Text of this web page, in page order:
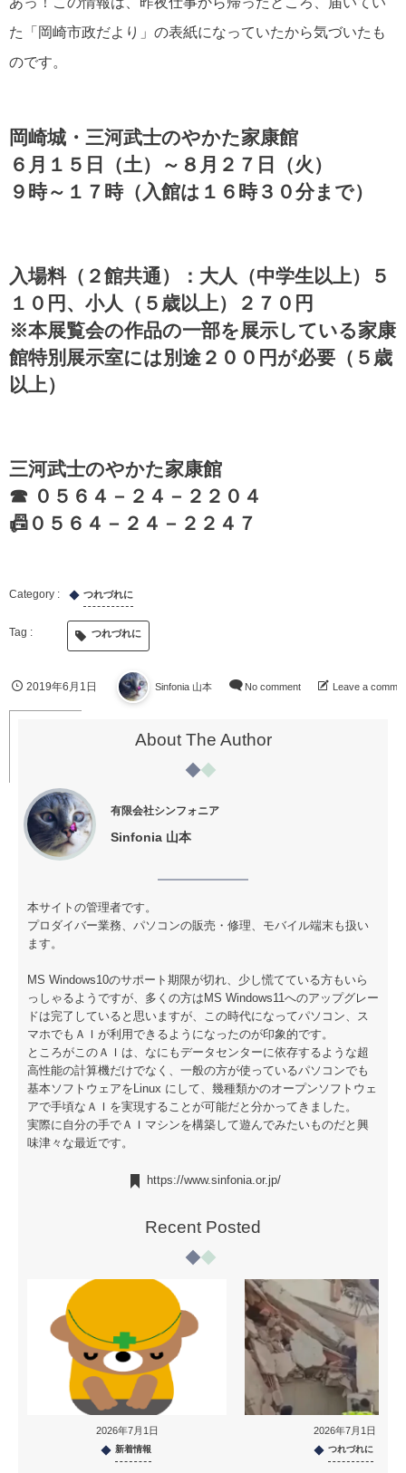
た「岡崎市政だより」の表紙になっていたから気づいたも
のです。
岡崎城・三河武士のやかた家康館
６月１５日（土）～８月２７日（火）
９時～１７時（入館は１６時３０分まで）
入場料（２館共通）：大人（中学生以上）５
１０円、小人（５歳以上）２７０円
※本展覧会の作品の一部を展示している家康
館特別展示室には別途２００円が必要（５歳
以上）
三河武士のやかた家康館
☎ ０５６４－２４－２２０４
📠０５６４－２４－２２４７
つれづれに
つれづれに
2019年6月1日 Sinfonia 山本 No comment Leave a
About The Author
有限会社シンフォニア
Sinfonia 山本
本サイトの管理者です。
プロダイバー業務、パソコンの販売・修理、モバイル端末も扱い
ます。
MS Windows10のサポート期限が切れ、少し慌てている方もいら
っしゃるようですが、多くの方はMS Windows11へのアップグレー
ドは完了していると思いますが、この時代になってパソコン、ス
マホでもＡＩが利用できるようになったのが印象的です。
ところがこのＡＩは、なにもデータセンターに依存するような超
高性能の計算機だけでなく、一般の方が使っているパソコンでも
基本ソフトウェアをLinux にして、幾種類かのオープンソフトウェ
アで手頃なＡＩを実現することが可能だと分かってきました。
実際に自分の手でＡＩマシンを構築して遊んでみたいものだと興
味津々な最近です。
https://www.sinfonia.or.jp/
Recent Posted
2026年7月1日
新着情報
2026年7月1日
つれづれに